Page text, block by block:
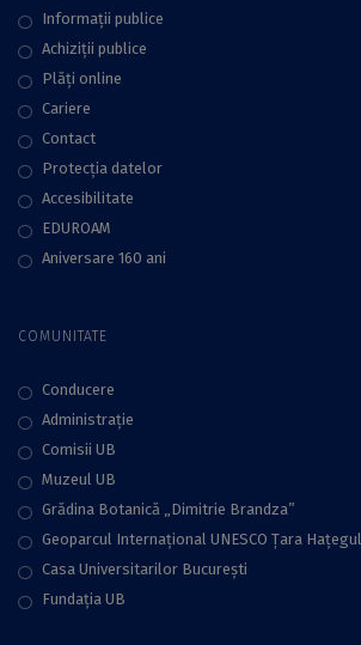
Informații publice
Achiziții publice
Plăţi online
Cariere
Contact
Protecţia datelor
Accesibilitate
EDUROAM
Aniversare 160 ani
COMUNITATE
Conducere
Administraţie
Comisii UB
Muzeul UB
Grădina Botanică „Dimitrie Brandza”
Geoparcul Internațional UNESCO Țara
Casa Universitarilor București
Fundaţia UB